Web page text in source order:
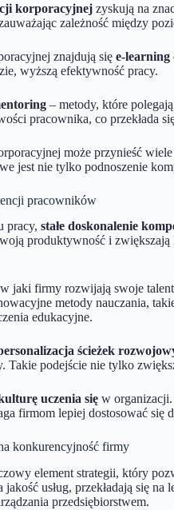
korporacyjnej zyskują na
zależność między
znajdują się e-learning
wyższą efektywność pracy.
– metody, które
pracownika, co przekłada
może przynieść
jest nie tylko podnoszenie
pracowników
pracy, stałe doskonalenie
produktywność i
w jaki firmy rozwijają swoje
metody nauczania,
edukacyjne.
ścieżek
Takie podejście nie tylko
uczenia się w
firmom lepiej dostosować
konkurencyjność firmy
element strategii, który
usług, przekładają się
przedsiębiorstwem.